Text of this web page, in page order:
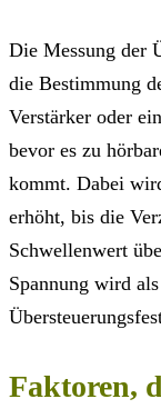
Die Messung der
die Bestimmung
Verstärker oder
bevor es zu
kommt. Dabei
erhöht, bis die
Schwellenwert
Spannung wird
Faktoren,